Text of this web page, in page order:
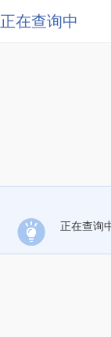
正在查询中
正在查询